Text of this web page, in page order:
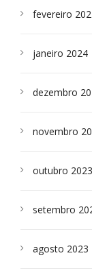
fevereiro
janeiro 2024
dezembro
novembro
outubro 2023
setembro
agosto 2023